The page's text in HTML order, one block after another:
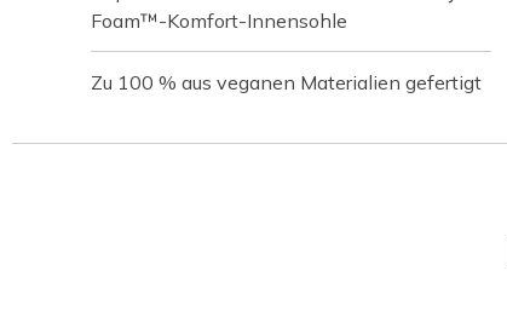
Foam™-Komfort-Innensohle
Zu 100 % aus veganen Materialien gefertigt